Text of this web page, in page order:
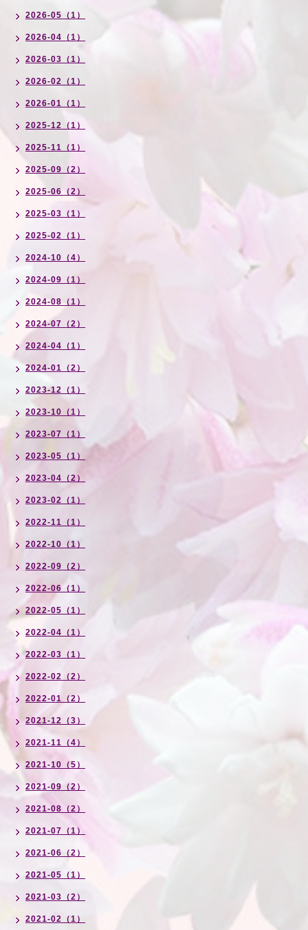
2026-05（1）
2026-04（1）
2026-03（1）
2026-02（1）
2026-01（1）
2025-12（1）
2025-11（1）
2025-09（2）
2025-06（2）
2025-03（1）
2025-02（1）
2024-10（4）
2024-09（1）
2024-08（1）
2024-07（2）
2024-04（1）
2024-01（2）
2023-12（1）
2023-10（1）
2023-07（1）
2023-05（1）
2023-04（2）
2023-02（1）
2022-11（1）
2022-10（1）
2022-09（2）
2022-06（1）
2022-05（1）
2022-04（1）
2022-03（1）
2022-02（2）
2022-01（2）
2021-12（3）
2021-11（4）
2021-10（5）
2021-09（2）
2021-08（2）
2021-07（1）
2021-06（2）
2021-05（1）
2021-03（2）
2021-02（1）